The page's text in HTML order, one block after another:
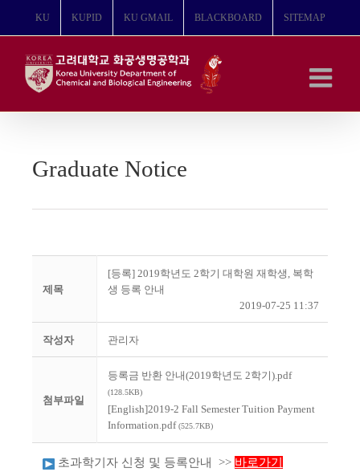
뛰
KU KUPID KU GMAIL BLACKBOARD SITEMAP
Graduate Notice
제목
[등록] 2019학년도 2학기 대학원 재학생, 복학
생 등록 안내
2019-07-25 11:37
작성자 관리자
첨부파일
등록금 반환 안내(2019학년도 2학기).pdf
(128.5KB)
[English]2019-2 Fall Semester Tuition Payment
Information.pdf(525.7KB)
초과학기자 신청 및 등록안내 >> 바로가기